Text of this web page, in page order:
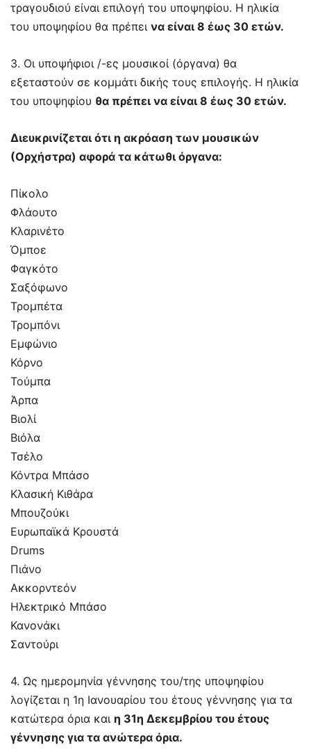
τραγουδιού είναι επιλογή του υποψηφίου. Η ηλικία
του υποψηφίου θα πρέπει να είναι 8 έως 30 ετών.
3. Οι υποψήφιοι /-ες μουσικοί (όργανα) θα
εξεταστούν σε κομμάτι δικής τους επιλογής. Η ηλικία
του υποψηφίου θα πρέπει να είναι 8 έως 30 ετών.
Διευκρινίζεται ότι η ακρόαση των μουσικών
(Ορχήστρα) αφορά τα κάτωθι όργανα:
Πίκολο
Φλάουτο
Κλαρινέτο
Όμποε
Φαγκότο
Σαξόφωνο
Τρομπέτα
Τρομπόνι
Εμφώνιο
Κόρνο
Τούμπα
Άρπα
Βιολί
Βιόλα
Τσέλο
Κόντρα Μπάσο
Κλασική Κιθάρα
Μπουζούκι
Ευρωπαϊκά Κρουστά
Drums
Πιάνο
Ακκορντεόν
Ηλεκτρικό Mπάσο
Κανονάκι
Σαντούρι
4. Ως ημερομηνία γέννησης του/της υποψηφίου
λογίζεται η 1η Ιανουαρίου του έτους γέννησης για τα
κατώτερα όρια και η 31η Δεκεμβρίου του έτους
γέννησης για τα ανώτερα όρια.